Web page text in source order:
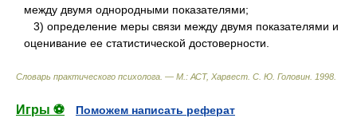
между двумя однородными показателями;
3) определение меры связи между двумя показателями и
оценивание ее статистической достоверности.
Словарь практического психолога. — М.: АСТ, Харвест С. Ю. Головин 1998
Игры ⚽
Поможем написать реферат